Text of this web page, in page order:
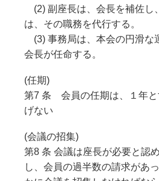
(2) 副座長は、会長を補佐し
は、その職務を代行する。
(3) 事務局は、本会の円滑な
会長が任命する。
(任期)
第7 条 会員の任期は、１年と
げない
(会議の招集)
第8 条 会議は座長が必要と認
し、会員の過半数の請求があ